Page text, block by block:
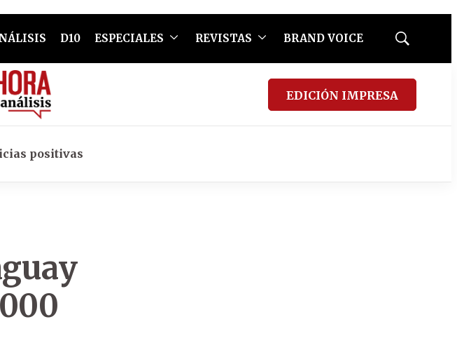
D10 ESPECIALES REVISTAS BRAND VOICE
Mostrar
EDICIÓN IMPRESA
positivas